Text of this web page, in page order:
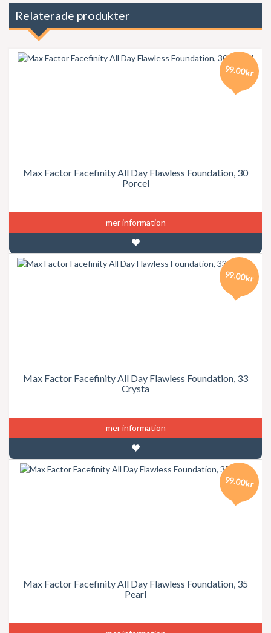
Relaterade produkter
Max Factor Facefinity All Day Flawless Foundation, 30
Porcel
99.00kr
mer information
Max Factor Facefinity All Day Flawless Foundation, 33
Crysta
99.00kr
mer information
Max Factor Facefinity All Day Flawless Foundation, 35
Pearl
99.00kr